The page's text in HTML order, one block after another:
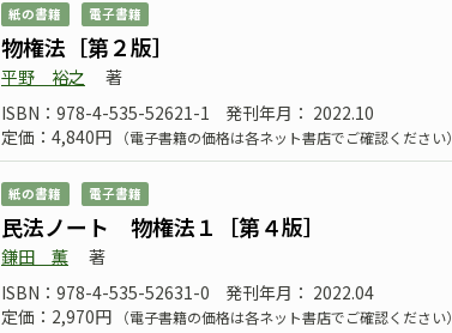
紙の書籍 電子書籍
物権法［第２版］
平野 裕之
著
ISBN：978-4-535-52621-1
発刊年月： 2022.10
定価：4,840円
（電子書籍の価格は各ネット書店でご確認ください）
紙の書籍 電子書籍
民法ノート 物権法１［第４版］
鎌田 薫
著
ISBN：978-4-535-52631-0
発刊年月： 2022.04
定価：2,970円
（電子書籍の価格は各ネット書店でご確認ください）